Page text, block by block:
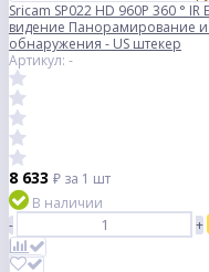
Sricam SP022 HD 960P 360 °
видение Панорамирование
обнаружения - US штекер
Артикул: -
8 633 ₽ за 1 шт
В наличии
-
+